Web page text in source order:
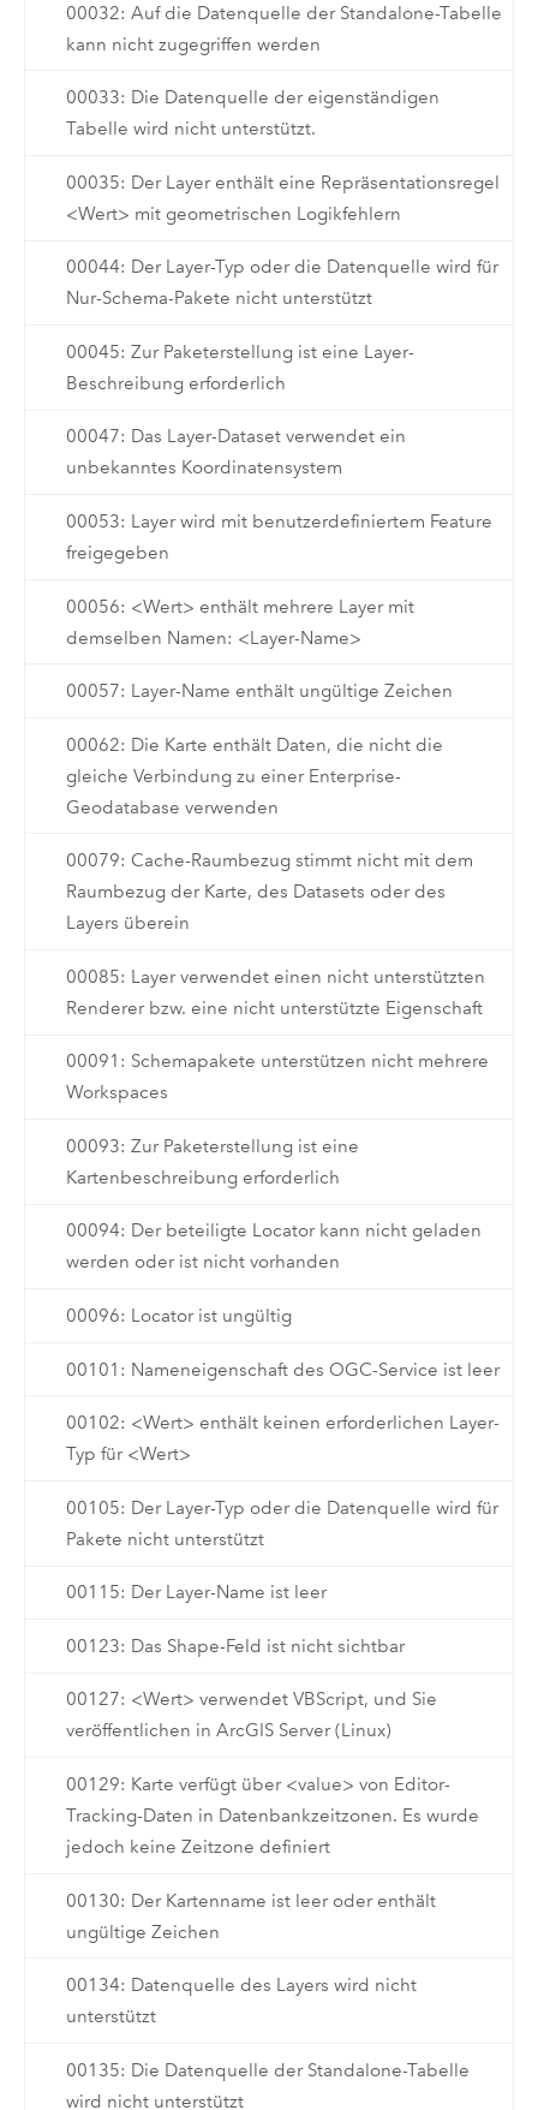
00032: Auf die Datenquelle der Standalone-Tabelle
kann nicht zugegriffen werden
00033: Die Datenquelle der eigenständigen
Tabelle wird nicht unterstützt.
00035: Der Layer enthält eine Repräsentationsregel
<Wert> mit geometrischen Logikfehlern
00044: Der Layer-Typ oder die Datenquelle wird für
Nur-Schema-Pakete nicht unterstützt
00045: Zur Paketerstellung ist eine Layer-
Beschreibung erforderlich
00047: Das Layer-Dataset verwendet ein
unbekanntes Koordinatensystem
00053: Layer wird mit benutzerdefiniertem Feature
freigegeben
00056: <Wert> enthält mehrere Layer mit
demselben Namen: <Layer-Name>
00057: Layer-Name enthält ungültige Zeichen
00062: Die Karte enthält Daten, die nicht die
gleiche Verbindung zu einer Enterprise-
Geodatabase verwenden
00079: Cache-Raumbezug stimmt nicht mit dem
Raumbezug der Karte, des Datasets oder des
Layers überein
00085: Layer verwendet einen nicht unterstützten
Renderer bzw. eine nicht unterstützte Eigenschaft
00091: Schemapakete unterstützen nicht mehrere
Workspaces
00093: Zur Paketerstellung ist eine
Kartenbeschreibung erforderlich
00094: Der beteiligte Locator kann nicht geladen
werden oder ist nicht vorhanden
00096: Locator ist ungültig
00101: Nameneigenschaft des OGC-Service ist leer
00102: <Wert> enthält keinen erforderlichen Layer-
Typ für <Wert>
00105: Der Layer-Typ oder die Datenquelle wird für
Pakete nicht unterstützt
00115: Der Layer-Name ist leer
00123: Das Shape-Feld ist nicht sichtbar
00127: <Wert> verwendet VBScript, und Sie
veröffentlichen in ArcGIS Server (Linux)
00129: Karte verfügt über <value> von Editor-
Tracking-Daten in Datenbankzeitzonen. Es wurde
jedoch keine Zeitzone definiert
00130: Der Kartenname ist leer oder enthält
ungültige Zeichen
00134: Datenquelle des Layers wird nicht
unterstützt
00135: Die Datenquelle der Standalone-Tabelle
wird nicht unterstützt